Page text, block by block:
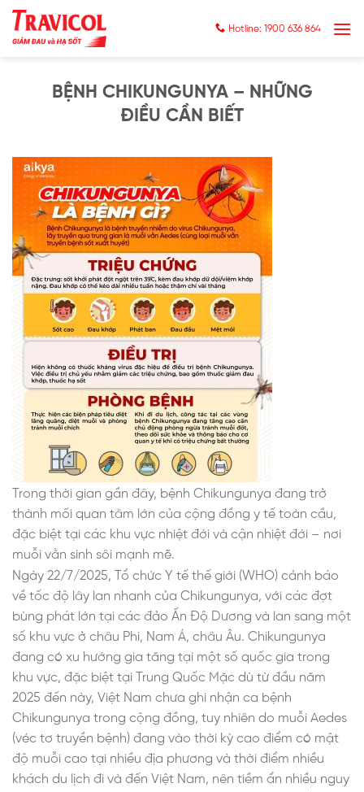
Skip
Hotline: 1900 636 864
BỆNH CHIKUNGUNYA – NHỮNG
ĐIỀU CẦN BIẾT
Trong thời gian gần đây, bệnh Chikungunya đang trở
thành mối quan tâm lớn của cộng đồng y tế toàn cầu,
đặc biệt tại các khu vực nhiệt đới và cận nhiệt đới – nơi
muỗi vằn sinh sôi mạnh mẽ.
Ngày 22/7/2025, Tổ chức Y tế thế giới (WHO) cảnh báo
về tốc độ lây lan nhanh của Chikungunya, với các đợt
bùng phát lớn tại các đảo Ấn Độ Dương và lan sang một
số khu vực ở châu Phi, Nam Á, châu Âu. Chikungunya
đang có xu hướng gia tăng tại một số quốc gia trong
khu vực, đặc biệt tại Trung Quốc Mặc dù từ đầu năm
2025 đến này, Việt Nam chưa ghi nhận ca bệnh
Chikungunya trong cộng đồng, tuy nhiên do muỗi Aedes
(véc tơ truyền bệnh) đang vào thời kỳ cao điểm có mật
độ muỗi cao tại nhiều địa phương và thời điểm nhiều
khách du lịch đi và đến Việt Nam, nên tiềm ẩn nhiều nguy